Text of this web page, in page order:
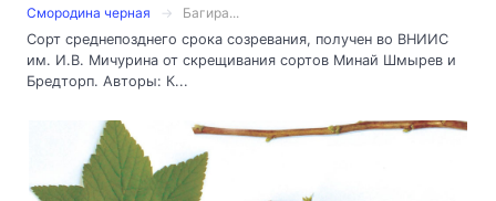
Смородина черная
Багира...
Сорт среднепозднего срока созревания, получен во ВНИИС
им. И.В. Мичурина от скрещивания сортов Минай Шмырев и
Бредторп. Авторы: К...